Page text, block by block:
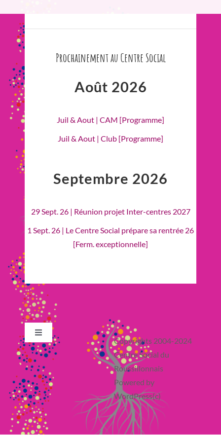
Prochainement au Centre Social
Août 2026
Juil & Aout | CAM [Programme]
Juil & Aout | Club [Programme]
Septembre 2026
29 Sept. 26 | Réunion projet Inter-centres 2027
1 Sept. 26 | Le Centre Social prépare sa rentrée 26
[Ferm. exceptionnelle]
Toggle
Navigation
Retour en Haut
Actualité
France Services
Copyrights 2004-2024
Centre Social du
Roussillonnais
Powered by
WordPress(c)